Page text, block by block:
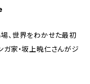
場、世界をわかせた最初
ガ家・坂上暁仁さんがジ